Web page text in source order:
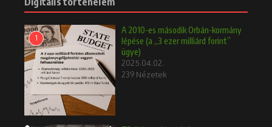
1
A 2010-es második Orbán-kormány
lépése (a „3 ezer milliárd forint”
ügye)
2025.04.02.
239 Nézetek